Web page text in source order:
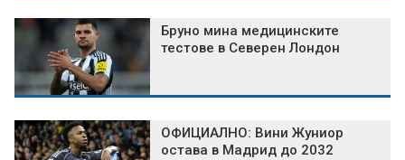
Бруно мина медицинските
тестове в Северен Лондон
ОФИЦИАЛНО: Вини Жуниор
остава в Мадрид до 2032